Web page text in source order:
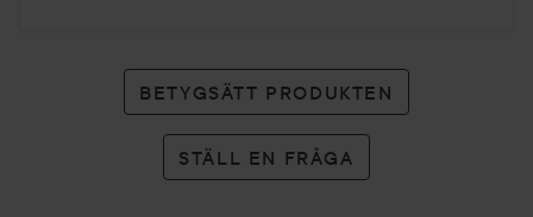
BETYGSÄTT PRODUKTEN
STÄLL EN FRÅGA